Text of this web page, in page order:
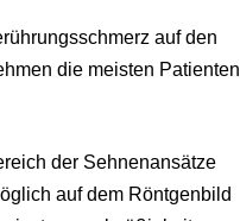
auf den
die meisten Patienten
der Sehnenansätze
auf dem Röntgenbild